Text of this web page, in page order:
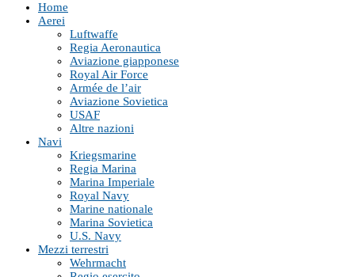
Home
Aerei
Luftwaffe
Regia Aeronautica
Aviazione giapponese
Royal Air Force
Armée de l’air
Aviazione Sovietica
USAF
Altre nazioni
Navi
Kriegsmarine
Regia Marina
Marina Imperiale
Royal Navy
Marine nationale
Marina Sovietica
U.S. Navy
Mezzi terrestri
Wehrmacht